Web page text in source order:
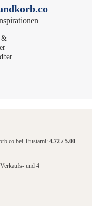
&
bei Trustami: 4.72 /5.00
und 4